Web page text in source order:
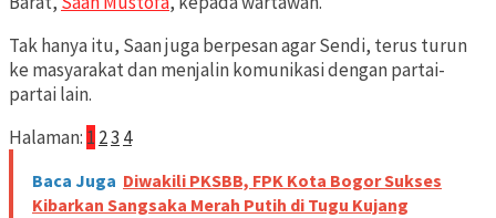
Tak hanya itu, Saan juga berpesan agar Sendi, terus turun
ke masyarakat dan menjalin komunikasi dengan partai-
partai lain.
Halaman: 1 23 4
Baca Juga Diwakili PKSBB, FPK Kota Bogor Sukses
Kibarkan Sangsaka Merah Putih di Tugu Kujang